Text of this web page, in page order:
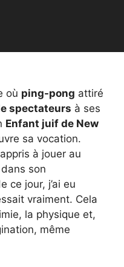
où ping-pong attiré
spectateurs à ses
Enfant juif de New
sa vocation.
appris à jouer au
son
ce jour, j’ai eu
vraiment. Cela
la physique et,
même